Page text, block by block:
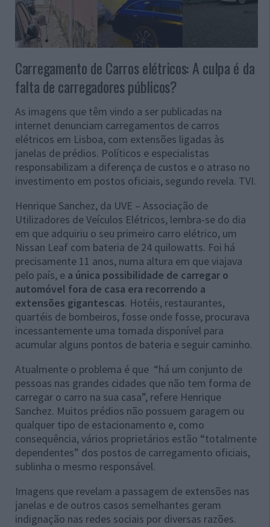
Carregamento de Carros elétricos: A culpa é da
falta de carregadores públicos?
As imagens que têm vindo a ser publicadas na
internet denunciam carregamentos de carros
elétricos em Lisboa, com extensões ligadas às
janelas de prédios. Políticos e especialistas
responsabilizam a diferença de custos e o atraso no
investimento em postos oficiais, segundo revela. TVI.
Henrique Sanchez, da UVE – Associação de
Utilizadores de Veículos Elétricos, lembra-se do dia
em que adquiriu o seu primeiro carro elétrico, um
Nissan Leaf com bateria de 24 quilowatts. Foi há
precisamente 11 anos, numa altura em que viajava
pelo país, e a única possibilidade de carregar o
automóvel fora de casa era recorrendo a
extensões gigantescas. Hotéis, restaurantes,
quartéis de bombeiros, fosse onde fosse, procurava
incessantemente uma tomada disponível para
acumular alguns pontos de bateria e seguir caminho.
Atualmente o problema é que “há um conjunto de
pessoas nas grandes cidades que não tem forma de
carregar o carro na sua casa”, refere Henrique
Sanchez. Muitos prédios não possuem garagem ou
qualquer tipo de estacionamento e, como
consequência, vários proprietários estão “totalmente
dependentes” dos postos de carregamento oficiais,
sublinha o mesmo responsável.
Imagens que revelam a passagem de extensões nas
janelas e de outros casos semelhantes geram
indignação nas redes sociais por diversas razões.